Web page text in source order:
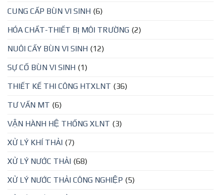
CUNG CẤP BÙN VI SINH (6)
HÓA CHẤT-THIẾT BỊ MÔI TRƯỜNG (2)
NUÔI CẤY BÙN VI SINH (12)
SỰ CỐ BÙN VI SINH (1)
THIẾT KẾ THI CÔNG HTXLNT (36)
TƯ VẤN MT (6)
VẬN HÀNH HỆ THỐNG XLNT (3)
XỬ LÝ KHÍ THẢI (7)
XỬ LÝ NƯỚC THẢI (68)
XỬ LÝ NƯỚC THẢI CÔNG NGHIỆP (5)